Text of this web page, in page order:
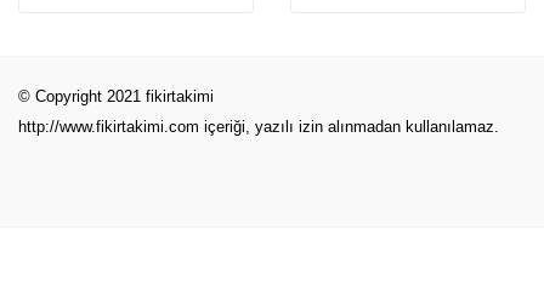
© Copyright 2021 fikirtakimi
http://www.fikirtakimi.com içeriği, yazılı izin alınmadan kullanılamaz.